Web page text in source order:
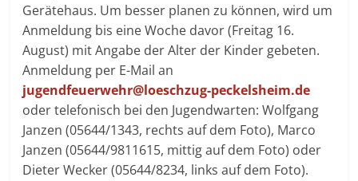
Gerätehaus. Um besser planen zu können, wird um
Anmeldung bis eine Woche davor (Freitag 16.
August) mit Angabe der Alter der Kinder gebeten.
Anmeldung per E-Mail an
jugendfeuerwehr@loeschzug-peckelsheim.de
oder telefonisch bei den Jugendwarten: Wolfgang
Janzen (05644/1343, rechts auf dem Foto), Marco
Janzen (05644/9811615, mittig auf dem Foto) oder
Dieter Wecker (05644/8234, links auf dem Foto).